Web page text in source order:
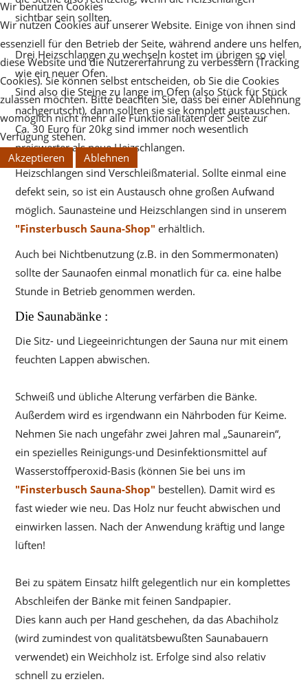
sichtbar sein sollten.
Drei Heizschlangen zu wechseln kostet im übrigen so viel
wie ein neuer Ofen.
Sind also die Steine zu lange im Ofen (also Stück für Stück
nachgerutscht), dann sollten sie sie komplett austauschen.
Ca. 30 Euro für 20kg sind immer noch wesentlich
preiswerter als neue Heizschlangen.
Heizschlangen sind Verschleißmaterial. Sollte einmal eine
defekt sein, so ist ein Austausch ohne großen Aufwand
möglich. Saunasteine und Heizschlangen sind in unserem
"Finsterbusch Sauna-Shop" erhältlich.
Auch bei Nichtbenutzung (z.B. in den Sommermonaten)
sollte der Saunaofen einmal monatlich für ca. eine halbe
Stunde in Betrieb genommen werden.
Die Saunabänke :
Die Sitz- und Liegeeinrichtungen der Sauna nur mit einem
feuchten Lappen abwischen.
Schweiß und übliche Alterung verfärben die Bänke.
Außerdem wird es irgendwann ein Nährboden für Keime.
Nehmen Sie nach ungefähr zwei Jahren mal „Saunarein“,
ein spezielles Reinigungs-und Desinfektionsmittel auf
Wasserstoffperoxid-Basis (können Sie bei uns im
"Finsterbusch Sauna-Shop" bestellen). Damit wird es
fast wieder wie neu. Das Holz nur feucht abwischen und
einwirken lassen. Nach der Anwendung kräftig und lange
lüften!
Bei zu spätem Einsatz hilft gelegentlich nur ein komplettes
Abschleifen der Bänke mit feinen Sandpapier.
Dies kann auch per Hand geschehen, da das Abachiholz
(wird zumindest von qualitätsbewußten Saunabauern
verwendet) ein Weichholz ist. Erfolge sind also relativ
schnell zu erzielen.
Wir benutzen Cookies
Wir nutzen Cookies auf unserer Website. Einige von ihnen sind
essenziell für den Betrieb der Seite, während andere uns helfen,
diese Website und die Nutzererfahrung zu verbessern (Tracking
Cookies). Sie können selbst entscheiden, ob Sie die Cookies
zulassen möchten. Bitte beachten Sie, dass bei einer Ablehnung
womöglich nicht mehr alle Funktionalitäten der Seite zur
Verfügung stehen.
Akzeptieren
Ablehnen